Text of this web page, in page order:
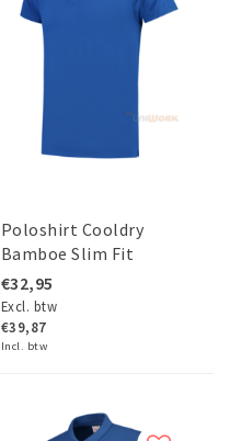
Poloshirt Cooldry
Bamboe Slim Fit
€32,95
Excl. btw
€39,87
Incl. btw